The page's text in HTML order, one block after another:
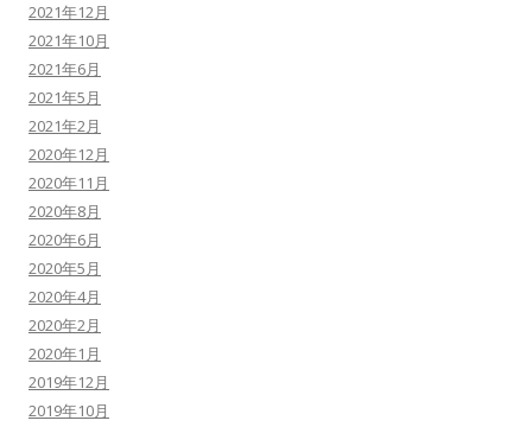
2021年12月
2021年10月
2021年6月
2021年5月
2021年2月
2020年12月
2020年11月
2020年8月
2020年6月
2020年5月
2020年4月
2020年2月
2020年1月
2019年12月
2019年10月